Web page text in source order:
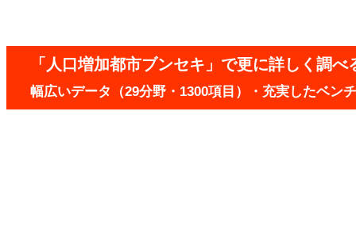
「人口増加都市ブンセキ」で更に詳しく調べ
幅広いデータ（29分野・1300項目）・充実したベン